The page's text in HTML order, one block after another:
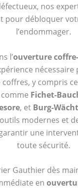
nos
pour débloquer
l’endommager.
l’ouverture
y compris
Fichet-
, et Burg-
modernes et
une
toute sécurité.
Gauthier dès
en